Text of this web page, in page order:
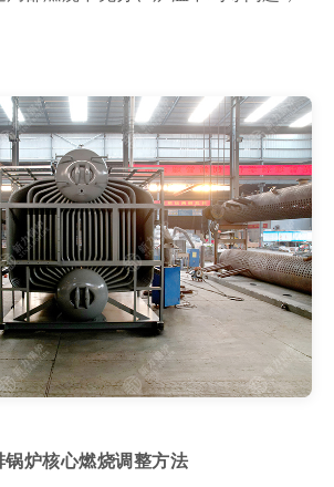
锅炉核心燃烧调整方法